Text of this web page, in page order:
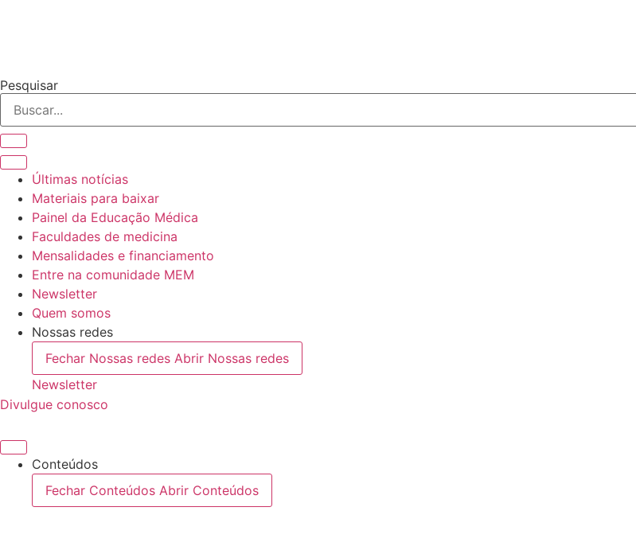
Pesquisar
Últimas notícias
Materiais para baixar
Painel da Educação Médica
Faculdades de medicina
Mensalidades e financiamento
Entre na comunidade MEM
Newsletter
Quem somos
Nossas redes
Fechar Nossas redes Abrir Nossas redes
Newsletter
Divulgue conosco
Conteúdos
Fechar Conteúdos Abrir Conteúdos